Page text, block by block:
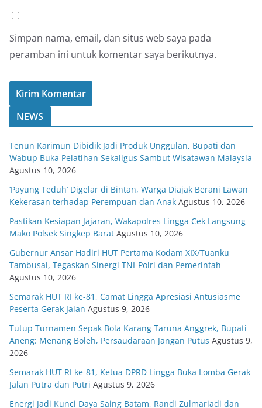
Simpan nama, email, dan situs web saya pada
peramban ini untuk komentar saya berikutnya.
NEWS
Tenun Karimun Dibidik Jadi Produk Unggulan, Bupati dan
Wabup Buka Pelatihan Sekaligus Sambut Wisatawan Malaysia
Agustus 10, 2026
‘Payung Teduh’ Digelar di Bintan, Warga Diajak Berani Lawan
Kekerasan terhadap Perempuan dan Anak Agustus 10, 2026
Pastikan Kesiapan Jajaran, Wakapolres Lingga Cek Langsung
Mako Polsek Singkep Barat Agustus 10, 2026
Gubernur Ansar Hadiri HUT Pertama Kodam XIX/Tuanku
Tambusai, Tegaskan Sinergi TNI-Polri dan Pemerintah
Agustus 10, 2026
Semarak HUT RI ke-81, Camat Lingga Apresiasi Antusiasme
Peserta Gerak Jalan Agustus 9, 2026
Tutup Turnamen Sepak Bola Karang Taruna Anggrek, Bupati
Aneng: Menang Boleh, Persaudaraan Jangan Putus Agustus 9,
2026
Semarak HUT RI ke-81, Ketua DPRD Lingga Buka Lomba Gerak
Jalan Putra dan Putri Agustus 9, 2026
Energi Jadi Kunci Daya Saing Batam, Randi Zulmariadi dan